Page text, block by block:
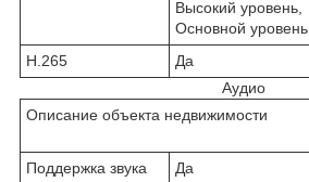
Высокий уровень,
Основной уровень
H.265
Да
Аудио
Описание объекта недвижимости
Поддержка звука
Да